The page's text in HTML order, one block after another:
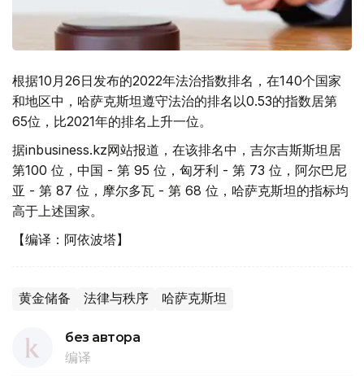
根据10月26日发布的2022年法治指数排名，在140个国家
和地区中，哈萨克斯坦遵守法治的排名以0.53的指数居第
65位，比2021年的排名上升一位。
据inbusiness.kz网站报道，在该排名中，吉尔吉斯斯坦居
第100 位，中国 - 第 95 位，匈牙利 - 第 73 位，阿尔巴尼
亚 - 第 87 位，摩尔多瓦 - 第 68 位，哈萨克斯坦的指标均
高于上述国家。
【编译：阿依波塔】
黄金储备 法律与秩序 哈萨克斯坦
без автора
编译